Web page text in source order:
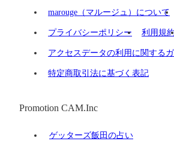
marouge（マルージュ）について
プライバシーポリシー 利用規約
アクセスデータの利用に関する
特定商取引法に基づく表記
Promotion CAM.Inc
ゲッターズ飯田の占い